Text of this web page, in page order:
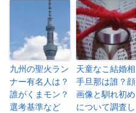
九州の聖火ラン
ナー有名人は？
誰がくまモン？
選考基準など
天童なこ結婚相
手旦那は誰？顔
画像と馴れ初め
について調査し